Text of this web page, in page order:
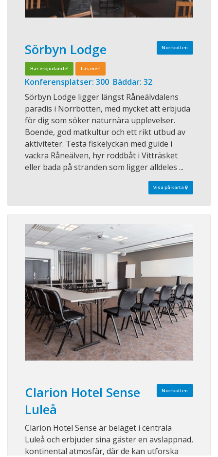
Norrbotten
Sörbyn Lodge
Har erbjudande! Läs mer!
Konferensplatser: 300 Bäddar: 32
Sörbyn Lodge ligger längst Råneälvdalens
paradis i Norrbotten, med mycket att erbjuda
för dig som söker naturnära upplevelser.
Boende, god matkultur och ett rikt utbud av
aktiviteter. Testa fiskelyckan med guide i
vackra Råneälven, hyr roddbåt i Vitträsket
eller bada på stranden som ligger alldeles ...
Visa på karta
Norrbotten
Clarion Hotel Sense
Luleå
Clarion Hotel Sense är beläget i centrala
Luleå och erbjuder sina gäster en avslappnad,
kontinental atmosfär, där de kan utforska